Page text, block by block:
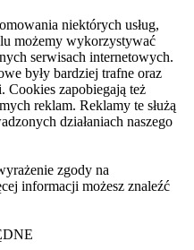
niektórych usług,
możemy wykorzystywać
serwisach internetowych.
były bardziej trafne oraz
Cookies zapobiegają też
reklam. Reklamy te służą
działaniach naszego
zgody na
informacji możesz znaleźć